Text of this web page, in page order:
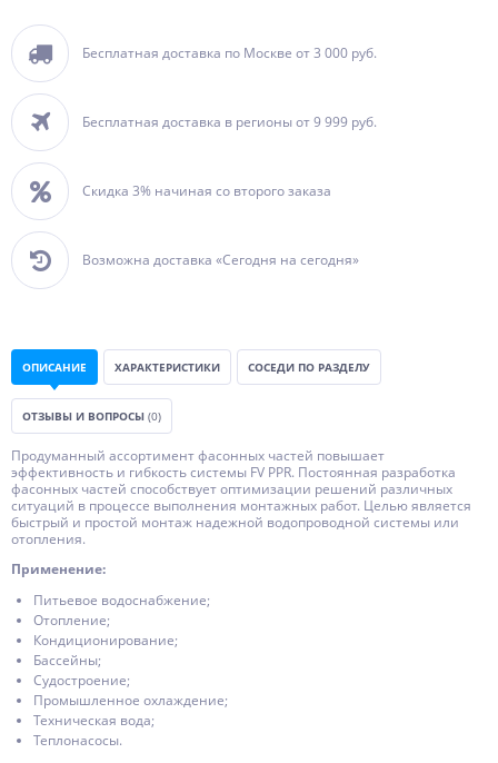
Бесплатная доставка по Москве от 3 000 руб.
Бесплатная доставка в регионы от 9 999 руб.
Скидка 3% начиная со второго заказа
Возможна доставка «Сегодня на сегодня»
ОПИСАНИЕ ХАРАКТЕРИСТИКИ СОСЕДИ ПО РАЗДЕЛУ
ОТЗЫВЫ И ВОПРОСЫ (0)
Продуманный ассортимент фасонных частей повышает
эффективность и гибкость системы FV PPR. Постоянная разработка
фасонных частей способствует оптимизации решений различных
ситуаций в процессе выполнения монтажных работ. Целью является
быстрый и простой монтаж надежной водопроводной системы или
отопления.
Применение:
Питьевое водоснабжение;
Отопление;
Кондиционирование;
Бассейны;
Судостроение;
Промышленное охлаждение;
Техническая вода;
Теплонасосы.